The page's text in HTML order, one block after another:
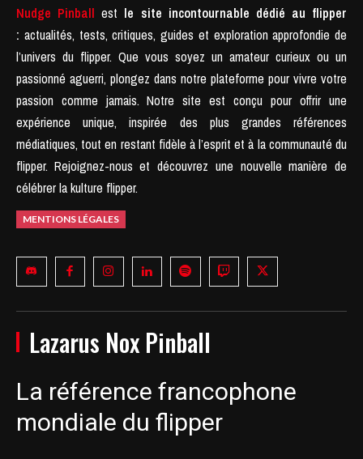
Nudge Pinball est le site incontournable dédié au flipper
: actualités, tests, critiques, guides et exploration approfondie de
l’univers du flipper. Que vous soyez un amateur curieux ou un
passionné aguerri, plongez dans notre plateforme pour vivre votre
passion comme jamais. Notre site est conçu pour offrir une
expérience unique, inspirée des plus grandes références
médiatiques, tout en restant fidèle à l’esprit et à la communauté du
flipper. Rejoignez-nous et découvrez une nouvelle manière de
célébrer la kulture flipper.
MENTIONS LÉGALES
Lazarus Nox Pinball
La référence francophone
mondiale du flipper